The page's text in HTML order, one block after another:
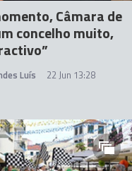
Câmara de
concelho muito,
Luís 22 Jun 13:28